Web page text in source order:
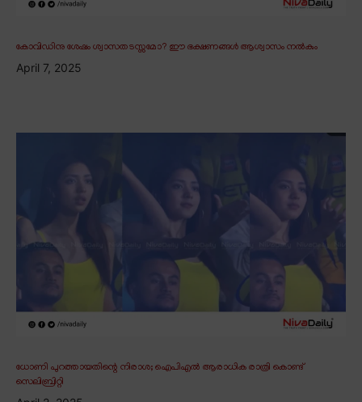
കോവിഡിനു ശേഷം ശ്വാസതടസ്സമോ? ഈ ഭക്ഷണങ്ങൾ ആശ്വാസം നൽകും
April 7, 2025
ധോണി പുറത്തായതിന്റെ നിരാശ; ഐപിഎൽ ആരാധിക രാത്രി കൊണ്ട്
സെലിബ്രിറ്റി